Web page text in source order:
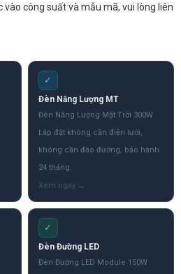
vào công suất và mẫu mã, vui lòng liên
✓
Đèn Năng Lượng MT
Đèn Năng Lượng Mặt Trời 300W
Lắp đặt không cần điện lưới,
không cần đào đường, bảo hành
24 tháng.
✓
Đèn Đường LED
Đèn Đường LED Module 150W